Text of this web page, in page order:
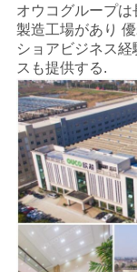
オウコグループ
製造工場があり
ショアビジネス
スも提供する.